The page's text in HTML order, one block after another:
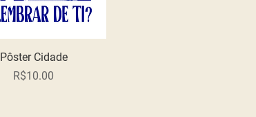
Quick View
Pôster Cidade
Price
R$10.00